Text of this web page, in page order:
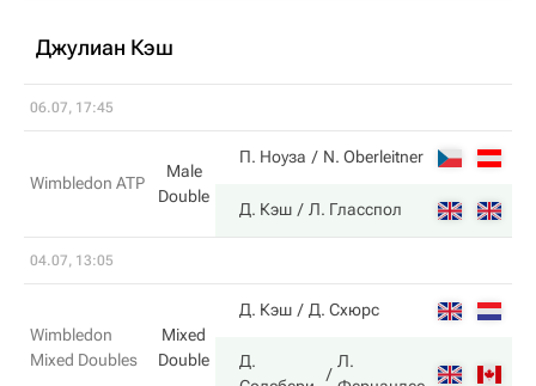
Джулиан Кэш
06.07, 17:45
Wimbledon ATP
Male
Double
П. Ноуза N. Oberleitner
Д. Кэш Л. Гласспол
04.07, 13:05
Wimbledon
Mixed Doubles
Mixed
Double
Д. Кэш Д. Схюрс
Д.
Л.